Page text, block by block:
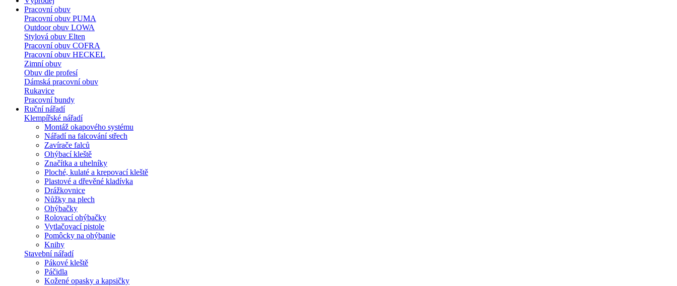
Pracovní obuv
Pracovní obuv PUMA
Outdoor obuv LOWA
Stylová obuv Elten
Pracovní obuv COFRA
Pracovní obuv HECKEL
Zimní obuv
Obuv dle profesí
Dámská pracovní obuv
Rukavice
Pracovní bundy
Ruční nářadí
Klempířské nářadí
Montáž okapového systému
Nářadí na falcování střech
Zavírače falců
Ohýbací kleště
Značítka a uhelníky
Ploché, kulaté a krepovací kleště
Plastové a dřevěné kladívka
Drážkovnice
Nůžky na plech
Ohýbačky
Rolovací ohýbačky
Vytlačovací pistole
Pomôcky na ohýbanie
Knihy
Stavební nářadí
Pákové kleště
Páčidla
Kožené opasky a kapsičky